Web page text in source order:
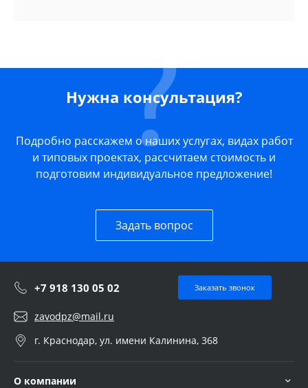
Нужна консультация?
Подробно расскажем о наших услугах, видах работ
и типовых проектах, рассчитаем стоимость и
подготовим индивидуальное предложение!
Задать вопрос
+7 918 130 05 02 Заказать звонок
zavodpz@mail.ru
г. Краснодар, ул. имени Калинина, 368
О компании